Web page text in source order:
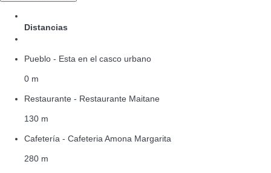
Distancias
Pueblo - Esta en el casco urbano
0 m
Restaurante - Restaurante Maitane
130 m
Cafetería - Cafeteria Amona Margarita
280 m